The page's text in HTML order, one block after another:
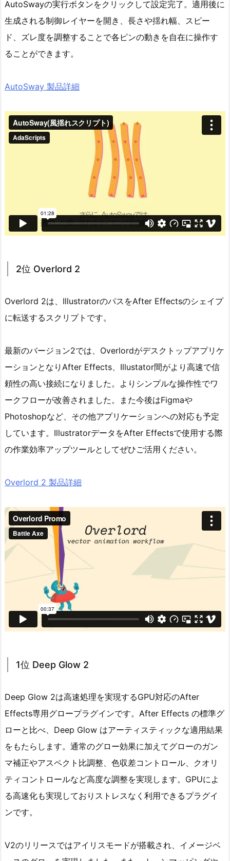
AutoSwayの実行ボタンをクリックして設定完了。適用後に
生成される制御レイヤーを開き、長さや揺れ幅、スピー
ド、ズレ度を調整することで各ピンの動きを自在に操作す
ることができます。
AutoSway 製品詳細
2位 Overlord 2
Overlord 2は、IllustratorのパスをAfter Effectsのシェイプ
に転送するスクリプトです。
最新のバージョン2では、Overlordがデスクトップアプリケ
ーションとなりAfter Effects、Illustator間がより高速で信
頼性の高い接続になりました。よりシンプルな操作性でワ
ークフローが改善されました。また今後はFigmaや
Photoshopなど、その他アプリケーションへの対応も予定
しています。IllustratorデータをAfter Effectsで使用する際
の作業効率アップツールとしてぜひご活用ください。
Overlord 2 製品詳細
1位 Deep Glow 2
Deep Glow 2は高速処理を実現するGPU対応のAfter
Effects専用グロープラグインです。After Effects の標準グ
ローと比べ、Deep Glow はアーティスティックな適用結果
をもたらします。通常のグロー効果に加えてグローのガン
マ補正やアスペクト比調整、色収差コントロール、クオリ
ティコントロールなど高度な調整を実現します。GPUによ
る高速化も実現しておりストレスなく利用できるプラグイ
ンです。
V2のリリースではアイリスモードが搭載され、イメージベ